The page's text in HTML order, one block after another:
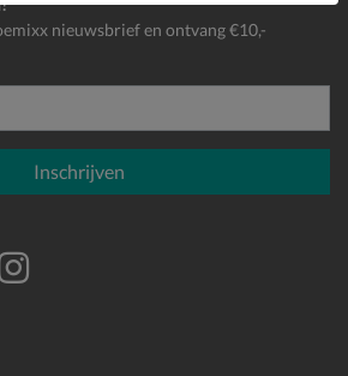
nieuwsbrief en ontvang €10,-
Inschrijven